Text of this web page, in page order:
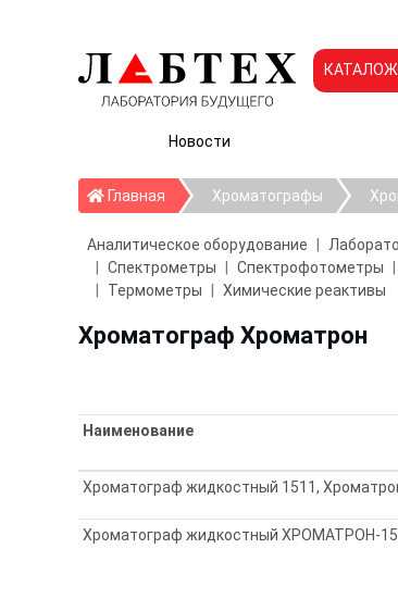
Новости
ГлавнаяГлавнаяХроматографы
Аналитическое оборудование
Спектрометры
Спектрофотометры
Термометры
Химические реактивы
Хроматограф Хроматрон
Наименование
Хроматограф жидкостный 1511,
Хроматограф жидкостный ХРОМАТРОН-